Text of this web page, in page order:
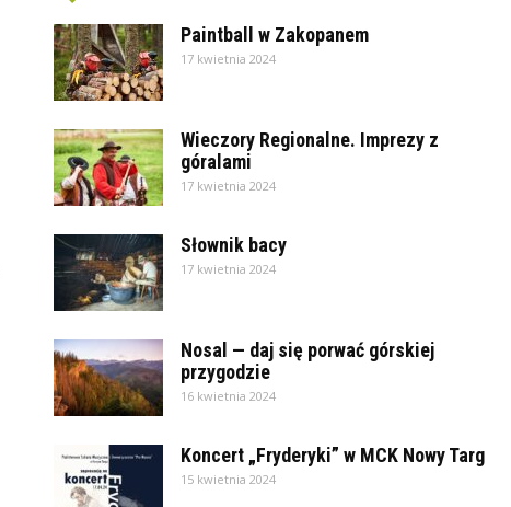
Paintball w Zakopanem
17 kwietnia 2024
Wieczory Regionalne. Imprezy z
góralami
17 kwietnia 2024
Słownik bacy
17 kwietnia 2024
Nosal — daj się porwać górskiej
przygodzie
16 kwietnia 2024
Koncert „Fryderyki” w MCK Nowy Targ
15 kwietnia 2024